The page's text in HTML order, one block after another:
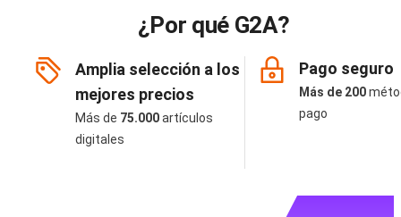
¿Por qué G2A?
Amplia selección a los
mejores precios
Más de 75.000artículos
digitales
Pago seguro
Más de 200
pago